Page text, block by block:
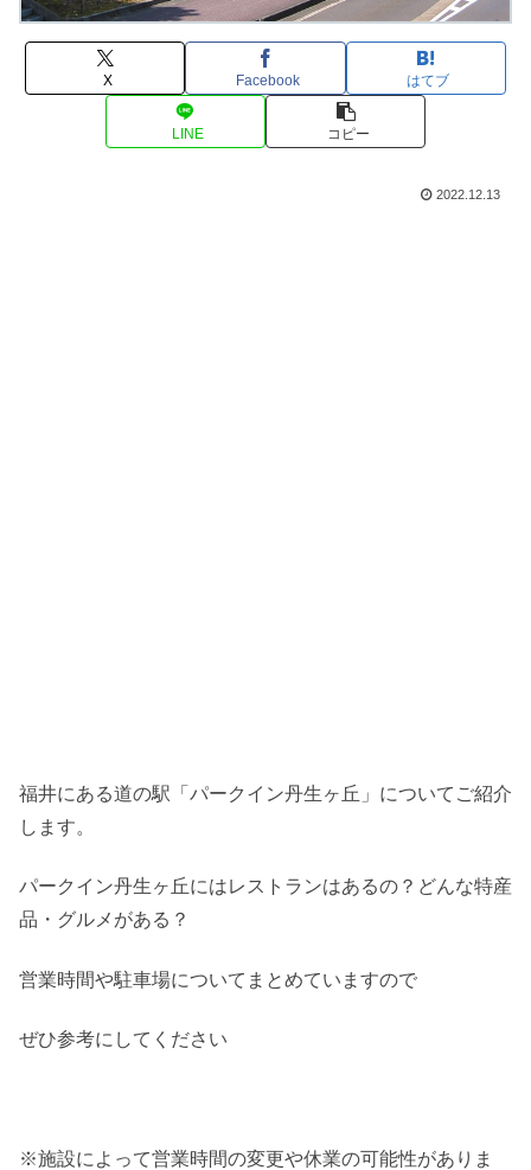
X Facebook はてブ
LINE コピー
2022.12.13
福井にある道の駅「パークイン丹生ヶ丘」についてご紹介
します。
パークイン丹生ヶ丘にはレストランはあるの？どんな特産
品・グルメがある？
営業時間や駐車場についてまとめていますので
ぜひ参考にしてください
※施設によって営業時間の変更や休業の可能性がありま